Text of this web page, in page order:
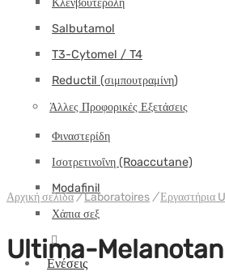
Salbutamol
T3-Cytomel / T4
Reductil (σιμπουτραμίνη)
Άλλες Προφορικές Εξετάσεις
Φιναστερίδη
Ισοτρετινοΐνη (Roaccutane)
Modafinil
Χάπια σεξ
Ενέσεις
Αρχική σελίδα/Laboratoires /Εργαστήρια
Ultima-